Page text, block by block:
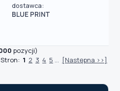
dostawca:
BLUE PRINT
pozycji)
Stron: 1 2 3 4 5 ... [Następna >>]